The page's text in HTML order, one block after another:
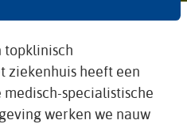
topklinisch
ziekenhuis heeft een
specialistische
werken we nauw